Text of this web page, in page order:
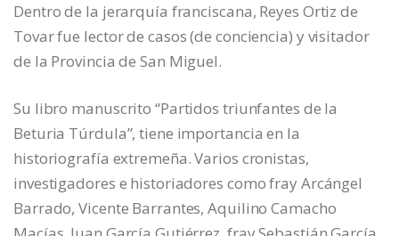
Dentro de la jerarquía franciscana, Reyes Ortiz de
Tovar fue lector de casos (de conciencia) y visitador
de la Provincia de San Miguel.
Su libro manuscrito “Partidos triunfantes de la
Beturia Túrdula”, tiene importancia en la
historiografía extremeña. Varios cronistas,
investigadores e historiadores como fray Arcángel
Barrado, Vicente Barrantes, Aquilino Camacho